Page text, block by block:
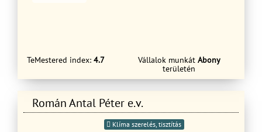
TeMestered index: 4.7 Vállalok munkát Abony
területén
Román Antal Péter e.v.
Klíma szerelés, tisztítás